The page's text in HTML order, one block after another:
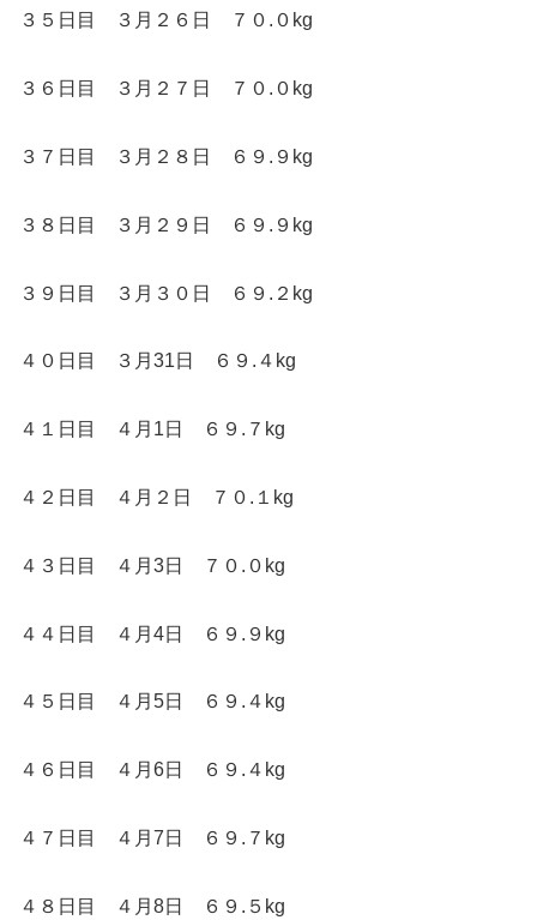
３５日目 ３月２６日 ７０.０kg
３６日目 ３月２７日 ７０.０kg
３７日目 ３月２８日 ６９.９kg
３８日目 ３月２９日 ６９.９kg
３９日目 ３月３０日 ６９.２kg
４０日目 ３月31日 ６９.４kg
４１日目 ４月1日 ６９.７kg
４２日目 ４月２日 ７０.１kg
４３日目 ４月3日 ７０.０kg
４４日目 ４月4日 ６９.９kg
４５日目 ４月5日 ６９.４kg
４６日目 ４月6日 ６９.４kg
４７日目 ４月7日 ６９.７kg
４８日目 ４月8日 ６９.５kg